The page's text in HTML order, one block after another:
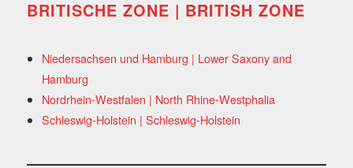
BRITISCHE ZONE | BRITISH ZONE
Niedersachsen und Hamburg | Lower Saxony and
Hamburg
Nordrhein-Westfalen | North Rhine-Westphalia
Schleswig-Holstein | Schleswig-Holstein